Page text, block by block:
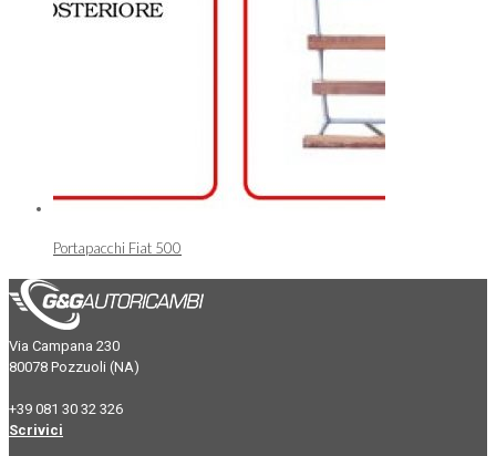
Portapacchi Fiat 500
Via Campana 230
80078 Pozzuoli (NA)
+39 081 30 32 326
Scrivici